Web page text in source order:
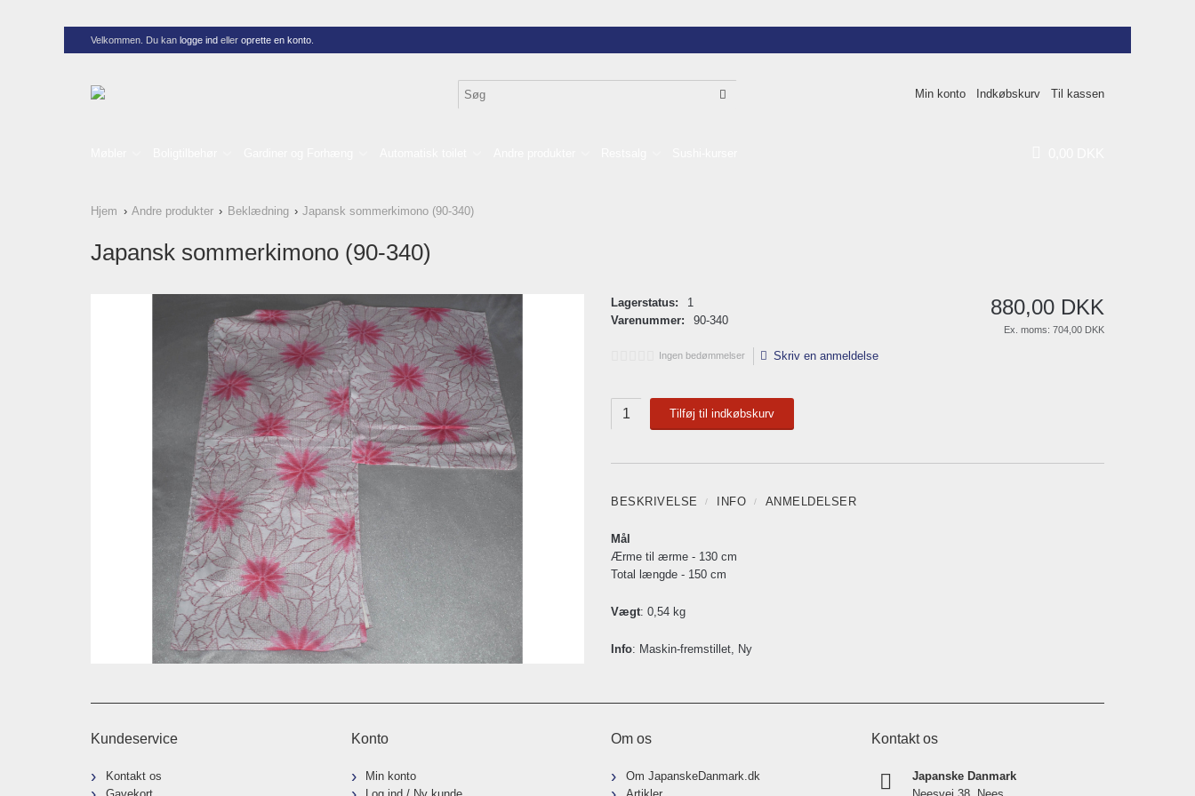
Velkommen. Du kan logge ind eller oprette en konto
Min konto Indkøbskurv Til kassen
Hjem Andre produkter Beklædning Japansk sommerkimono (90-340)
Japansk sommerkimono (90-340)
880,00 DKK
Ex. moms: 704,00 DKK
Lagerstatus:
1
Varenummer:
90-340
Ingen bedømmelser Skriv en anmeldelse
Tilføj til indkøbskurv
BESKRIVELSE INFO ANMELDELSER
Mål
Ærme til ærme - 130 cm
Total længde - 150 cm
Vægt: 0,54 kg
Info: Maskin-fremstillet, Ny
Kundeservice
Kontakt os
Konto
Min konto
Om os
Om JapanskeDanmark.dk
Kontakt os
Japanske Danmark